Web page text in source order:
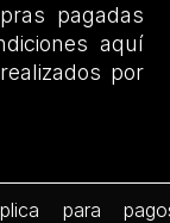
pagadas
aquí
por
para